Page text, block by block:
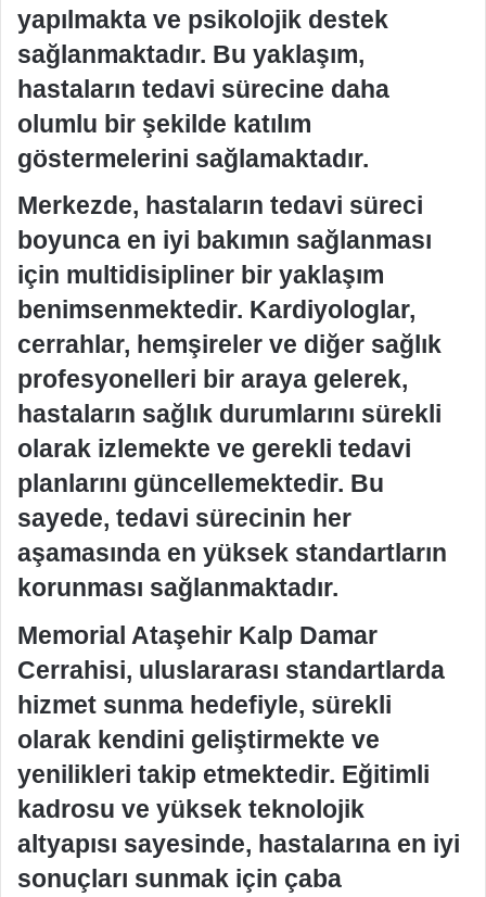
yapılmakta ve psikolojik destek
sağlanmaktadır. Bu yaklaşım,
hastaların tedavi sürecine daha
olumlu bir şekilde katılım
göstermelerini sağlamaktadır.
Merkezde, hastaların tedavi süreci
boyunca en iyi bakımın sağlanması
için multidisipliner bir yaklaşım
benimsenmektedir. Kardiyologlar,
cerrahlar, hemşireler ve diğer sağlık
profesyonelleri bir araya gelerek,
hastaların sağlık durumlarını sürekli
olarak izlemekte ve gerekli tedavi
planlarını güncellemektedir. Bu
sayede, tedavi sürecinin her
aşamasında en yüksek standartların
korunması sağlanmaktadır.
Memorial Ataşehir Kalp Damar
Cerrahisi, uluslararası standartlarda
hizmet sunma hedefiyle, sürekli
olarak kendini geliştirmekte ve
yenilikleri takip etmektedir. Eğitimli
kadrosu ve yüksek teknolojik
altyapısı sayesinde, hastalarına en iyi
sonuçları sunmak için çaba